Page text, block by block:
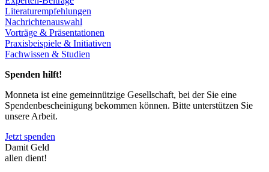
Literaturempfehlungen
Nachrichtenauswahl
Vorträge & Präsentationen
Praxisbeispiele & Initiativen
Fachwissen & Studien
Spenden hilft!
Monneta ist eine gemeinnützige Gesellschaft, bei der Sie eine
Spendenbescheinigung bekommen können. Bitte unterstützen Sie
unsere Arbeit.
Jetzt spenden
Damit Geld
allen dient!